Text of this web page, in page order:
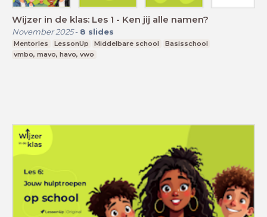
Wijzer in de klas: Les 1 - Ken jij alle namen?
November 2025- 8 slides
Mentorles LessonUp Middelbare school
Basisschool
vmbo, mavo, havo, vwo